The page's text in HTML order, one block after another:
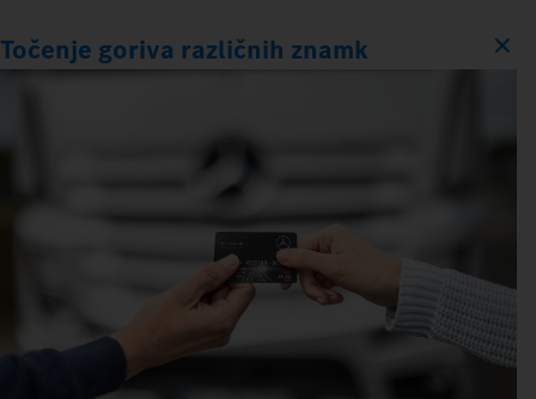
Točenje goriva različnih znamk